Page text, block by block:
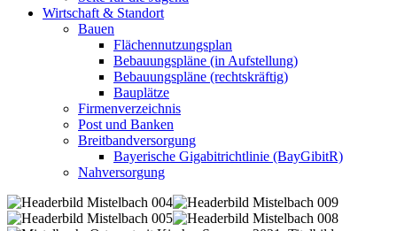
Wirtschaft & Standort
Bauen
Flächennutzungsplan
Bebauungspläne (in Aufstellung)
Bebauungspläne (rechtskräftig)
Bauplätze
Firmenverzeichnis
Post und Banken
Breitbandversorgung
Bayerische Gigabitrichtlinie (BayGibitR)
Nahversorgung